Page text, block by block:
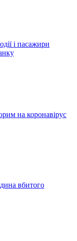
і пасажири
на коронавірус
вбитого